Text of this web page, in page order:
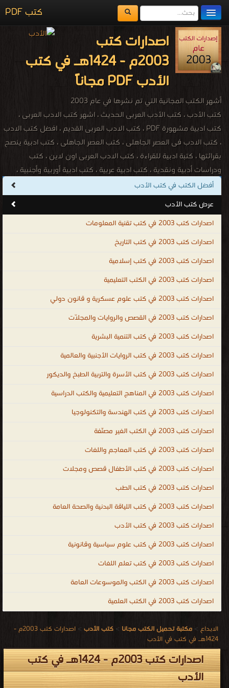
كتب PDF
مكتبة الكتب
المكتبات
يُقرأ حالياً
اضف كتاب
اصدارات كتب
2003م - 1424هـ في كتب
الأدب PDF مجاناً
أشهر الكتب المجانية التي تم نشرها في عام 2003
كتب الأدب ، كتب الأدب العربى الحديث ، اشهر كتب الادب العربى ،
كتب ادبية مشهورة PDF ، كتب الادب العربى القديم ، افضل كتب الادب
، كتب الادب فى العصر الجاهلى ، كتب العصر الجاهلى ، كتب ادبية ينصح
بقرائتها ، كتبة ادبية للقراءة ، كتب الادب العربى اون لاين ، كتب
ودراسات أدبية ونقدية ، كتب ادبية عربية ، كتب ادبية أوربية وأجنبية ،
كتبPDF مجانا ، أمهات كتب الأدب العربى ، أمهات كتب الأدب الأجنبى ،
كتب النقد المسرحى ، كتب النقد الشعرى ، كتب الأدب النثرى ، دراسات
فى الادب ، كتب فى ادب المرأة ، كتب فى أدب النوبة ، كتب ادبية
متنوعة ، تحميل وقراءة أونلاين كتب أدب ، كتب فى الخطابة ، كتب فى
البلاغة ، كتب فى الشعر ، كتب فى الأدب الإسلامى ، كتب فى الادب
مختارات تراثية من الأدب والفكر والحضارة ، ادب الخواص ، الأدب الكبير ،
الأدب الصغير ، روايات رومانسية ، روايات توثيقية ، روايات خيالية ، روايات
عربية ، روايات كاملة طويلة ممتعة للقراءة ، روايات عربية كاملة ، روايات
اجنبية كاملة ، روايات رومانسية PDF ، روايات PDF للتحميل ، روايات جريئه
، روايه ابي انام بحضنك واصحيك بنص الليل كامله ، روايات قصيره ،
روايات حب ، روايه جريئه جدا جدا جدا ، روايات سعوديه ، روايات مصرية ،
روايات تونسية ، روايات تركية ، روايات فرنسية ، روايات انجليزية ، روايات
امريكية ، روايات قديمة ، روايات يابانية ، روايات اسيوية ، روايات هندية ،
روايات عن الحب ، روايات ايجابية ، روايات عالمية ، الأدب
أفضل الكتب في كتب الأدب
عرض كتب الأدب
اصدارات كتب 2003 في كتب تقنية المعلومات
اصدارات كتب 2003 في كتب التاريخ
اصدارات كتب 2003 في كتب إسلامية
اصدارات كتب 2003 في الكتب التعليمية
اصدارات كتب 2003 في كتب علوم عسكرية و قانون دولي
اصدارات كتب 2003 في القصص والروايات والمجلّات
اصدارات كتب 2003 في كتب التنمية البشرية
اصدارات كتب 2003 في كتب الروايات الأجنبية والعالمية
اصدارات كتب 2003 في كتب الأسرة والتربية الطبخ والديكور
اصدارات كتب 2003 في المناهج التعليمية والكتب الدراسية
اصدارات كتب 2003 في كتب الهندسة والتكنولوجيا
اصدارات كتب 2003 في الكتب الغير مصنّفة
اصدارات كتب 2003 في كتب المعاجم واللغات
اصدارات كتب 2003 في كتب الأطفال قصص ومجلات
اصدارات كتب 2003 في كتب الطب
اصدارات كتب 2003 في كتب اللياقة البدنية والصحة العامة
اصدارات كتب 2003 في كتب الأدب
اصدارات كتب 2003 في كتب علوم سياسية وقانونية
اصدارات كتب 2003 في كتب تعلم اللغات
اصدارات كتب 2003 في الكتب والموسوعات العامة
اصدارات كتب 2003 في الكتب العلمية
الابداع > مكتبة تحميل الكتب مجانا > كتب الأدب >
اصدارات كتب 2003م -
1424هـ في كتب في الأدب
اصدارات كتب 2003م - 1424هـ في كتب
الأدب